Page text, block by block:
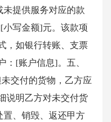
提供服务对应的款
写金额]元。该款项
，如银行转账、支票
：[账户信息]。五、
交付的货物，乙方应
说明乙方对未交付货
、销毁、返还甲方